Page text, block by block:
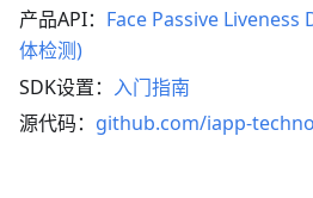
产品API： Face Passive
体检测)
SDK设置： 入门指南
源代码： github.com/iapp-